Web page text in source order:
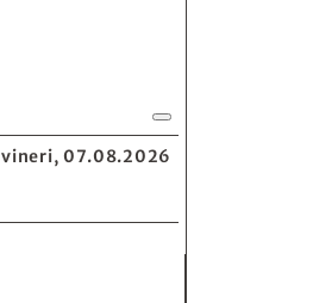
vineri, 07.08.2026